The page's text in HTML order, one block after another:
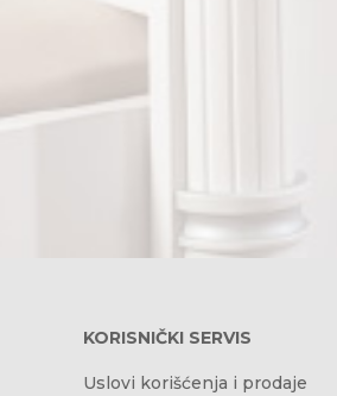
KORISNIČKI SERVIS
Uslovi korišćenja i prodaje